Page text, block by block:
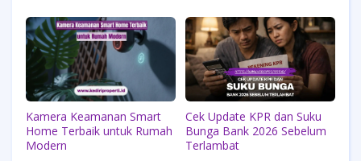
Kamera Keamanan Smart
Home Terbaik untuk Rumah
Modern
Cek Update KPR dan Suku
Bunga Bank 2026 Sebelum
Terlambat